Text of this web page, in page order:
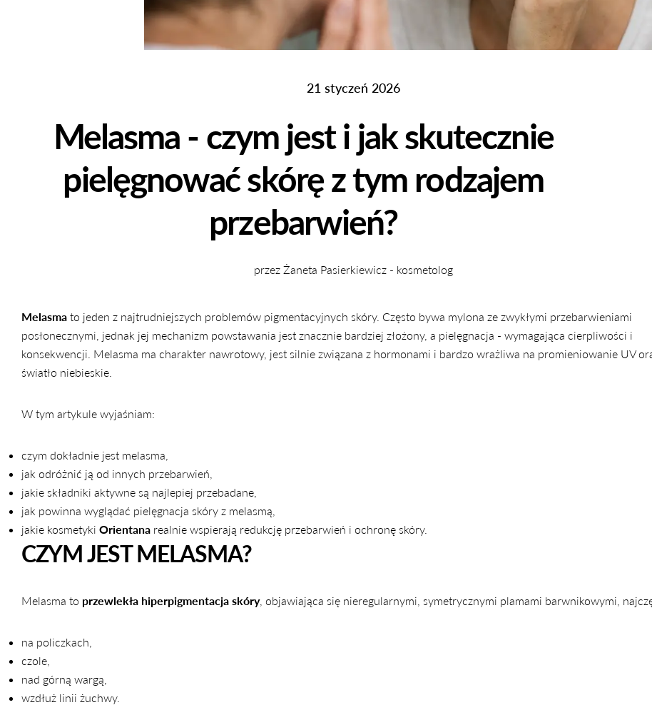
21 styczeń 2026
Melasma - czym jest i jak skutecznie
pielęgnować skórę z tym rodzajem
przebarwień?
przez Żaneta Pasierkiewicz - kosmetolog
Melasma to jeden z najtrudniejszych problemów pigmentacyjnych skóry. Często bywa mylona ze zwykłymi przebarwieniami
posłonecznymi, jednak jej mechanizm powstawania jest znacznie bardziej złożony, a pielęgnacja - wymagająca cierpliwości i
konsekwencji. Melasma ma charakter nawrotowy, jest silnie związana z hormonami i bardzo wrażliwa na promieniowanie UV
światło niebieskie.
W tym artykule wyjaśniam:
czym dokładnie jest melasma,
jak odróżnić ją od innych przebarwień,
jakie składniki aktywne są najlepiej przebadane,
jak powinna wyglądać pielęgnacja skóry z melasmą,
jakie kosmetyki Orientana realnie wspierają redukcję przebarwień i ochronę skóry.
CZYM JEST MELASMA?
Melasma to przewlekła hiperpigmentacja skóry, objawiająca się nieregularnymi, symetrycznymi plamami barwnikowymi,
na policzkach,
czole,
nad górną wargą,
wzdłuż linii żuchwy.